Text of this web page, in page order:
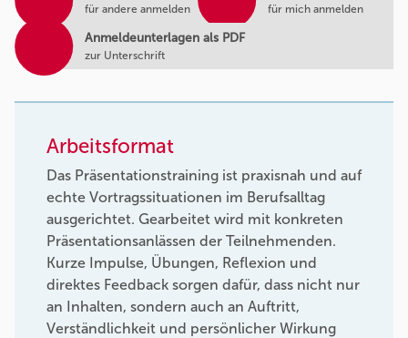
Arbeitsformat
Das Präsentationstraining ist praxisnah und auf
echte Vortragssituationen im Berufsalltag
ausgerichtet. Gearbeitet wird mit konkreten
Präsentationsanlässen der Teilnehmenden.
Kurze Impulse, Übungen, Reflexion und
direktes Feedback sorgen dafür, dass nicht nur
an Inhalten, sondern auch an Auftritt,
Verständlichkeit und persönlicher Wirkung
für andere anmelden für mich anmelden
Anmeldeunterlagen als PDF
zur Unterschrift